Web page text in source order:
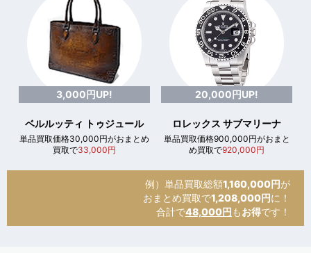
3,000円UP!
ベルルッティ トゥジュール
単品買取価格30,000円がおまとめ
買取で33,000円
20,000円UP!
ロレックス サブマリーナ
単品買取価格900,000円がおまと
め買取で920,000円
例）単品買取総額1,160,000円が
おまとめ買取で1,208,000円に！
合計で48,000円 もお得です！